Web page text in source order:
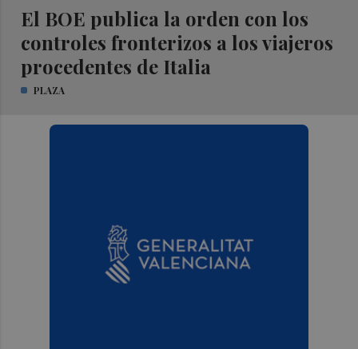
El BOE publica la orden con los
controles fronterizos a los viajeros
procedentes de Italia
PLAZA